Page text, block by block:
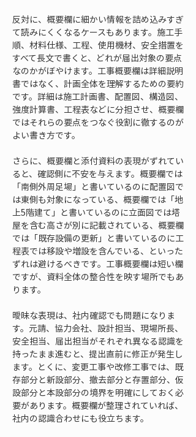
反対に、概要欄に細かい情報を詰め込みすぎ
て読みにくくなるケースもあります。施工手
順、材料仕様、工程、使用機材、安全措置を
すべて長文で書くと、どれが届出対象の要点
なのかがぼやけます。工事概要欄は詳細説明
書ではなく、計画全体を理解するための要約
です。詳細は施工計画書、配置図、構造図、
強度計算書、工程表などに分担させ、概要欄
ではそれらの要点をつなぐ役割に徹するのが
よい書き方です。
さらに、概要欄と添付資料の表現がずれてい
ると、確認側に不安を与えます。概要欄では
「南側外周足場」と書いているのに配置図で
は東側も対象になっている、概要欄では「地
上5階建て」と書いているのに立面図では塔
屋を含む高さが別に記載されている、概要欄
では「既存設備の更新」と書いているのに工
程表では移設や増設を含んでいる、といった
ずれは避けるべきです。工事概要欄は短い欄
ですが、資料全体の整合性を映す場所でもあ
ります。
曖昧な表現は、社内確認でも問題になりま
す。元請、協力会社、設計担当、現場所長、
安全担当、届出担当がそれぞれ異なる認識を
持ったまま進むと、提出直前に修正が発生し
ます。とくに、変更工事や改修工事では、既
存部分と新設部分、撤去部分と存置部分、仮
設部分と本設部分の境界を明確にしておく必
要があります。概要欄が整理されていれば、
社内の認識合わせにも役立ちます。